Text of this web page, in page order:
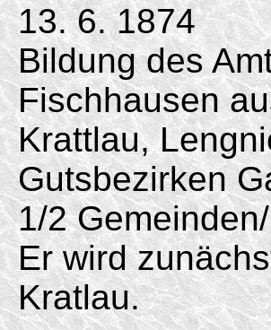
13. 6. 1874
Bildung des
Fischhausen
Krattlau,
Gutsbezirken
1/2
Er wird
Kratlau.